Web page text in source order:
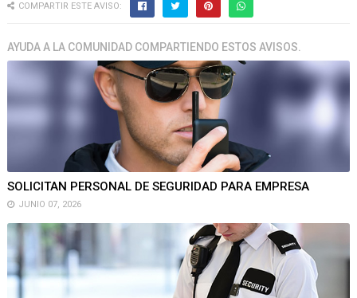
COMPARTIR ESTE AVISO:
AYUDA A LA COMUNIDAD COMPARTIENDO ESTOS AVISOS.
SOLICITAN PERSONAL DE SEGURIDAD PARA EMPRESA
JUNIO 07, 2026